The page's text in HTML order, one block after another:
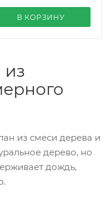
В КОРЗИНУ
из
из смеси дерева и
дерево, но
дождь,